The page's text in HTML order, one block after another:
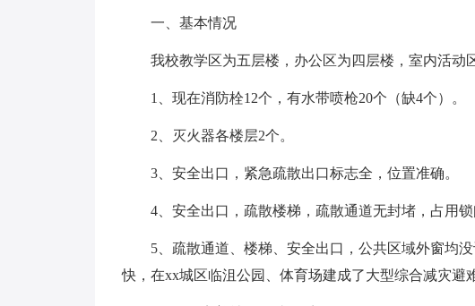
一、基本情况
我校教学区为五层楼，办公区为四层楼，室内活动
1、现在消防栓12个，有水带喷枪20个（缺4个）。
2、灭火器各楼层2个。
3、安全出口，紧急疏散出口标志全，位置准确。
4、安全出口，疏散楼梯，疏散通道无封堵，占用锁
5、疏散通道、楼梯、安全出口，公共区域外窗均
快，在xx城区临沮公园、体育场建成了大型综合减灾避